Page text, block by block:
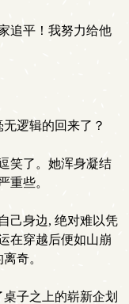
追平！我努力给他
逻辑的回来了？
笑了。她浑身凝结
重些。
己身边, 绝对难以凭
在穿越后便如山崩
奇。
子之上的崭新企划